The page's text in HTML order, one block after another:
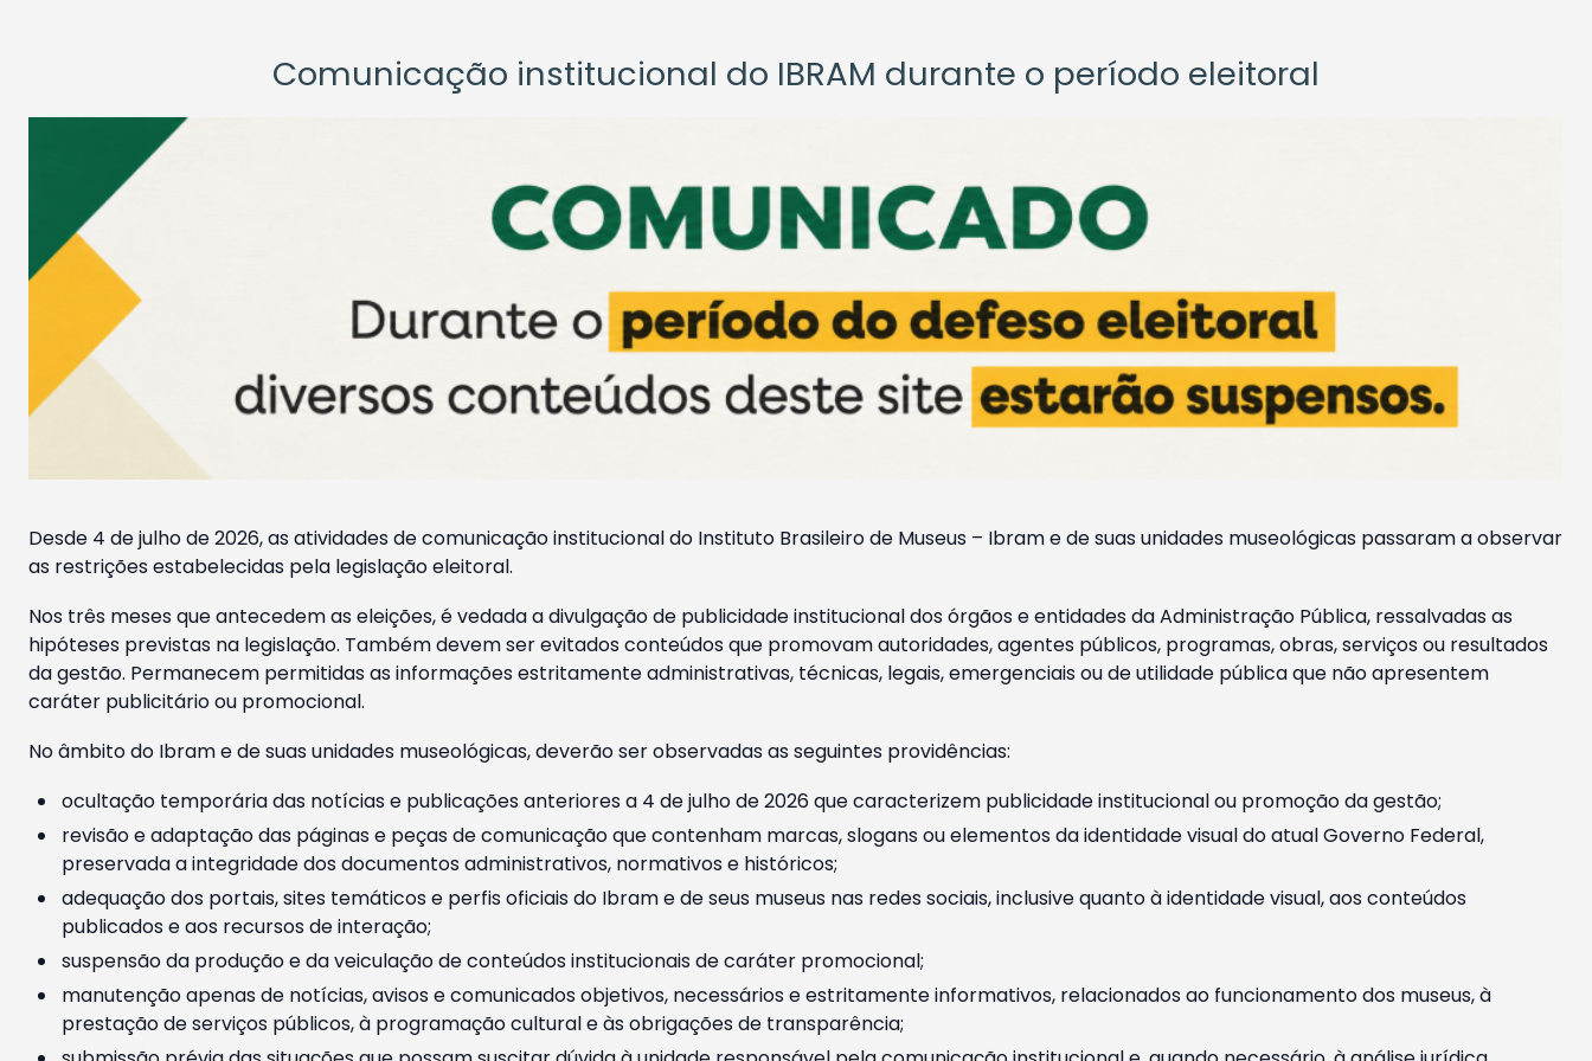
Comunicação institucional do IBRAM durante o período eleitoral
Desde 4 de julho de 2026, as atividades de comunicação institucional do Instituto Brasileiro de Museus – Ibram e de suas unidades museológicas passaram a observar
as restrições estabelecidas pela legislação eleitoral.
Nos três meses que antecedem as eleições, é vedada a divulgação de publicidade institucional dos órgãos e entidades da Administração Pública, ressalvadas as
hipóteses previstas na legislação. Também devem ser evitados conteúdos que promovam autoridades, agentes públicos, programas, obras, serviços ou resultados
da gestão. Permanecem permitidas as informações estritamente administrativas, técnicas, legais, emergenciais ou de utilidade pública que não apresentem
caráter publicitário ou promocional.
No âmbito do Ibram e de suas unidades museológicas, deverão ser observadas as seguintes providências:
ocultação temporária das notícias e publicações anteriores a 4 de julho de 2026 que caracterizem publicidade institucional ou promoção da gestão;
revisão e adaptação das páginas e peças de comunicação que contenham marcas, slogans ou elementos da identidade visual do atual Governo Federal,
preservada a integridade dos documentos administrativos, normativos e históricos;
adequação dos portais, sites temáticos e perfis oficiais do Ibram e de seus museus nas redes sociais, inclusive quanto à identidade visual, aos conteúdos
publicados e aos recursos de interação;
suspensão da produção e da veiculação de conteúdos institucionais de caráter promocional;
manutenção apenas de notícias, avisos e comunicados objetivos, necessários e estritamente informativos, relacionados ao funcionamento dos museus, à
prestação de serviços públicos, à programação cultural e às obrigações de transparência;